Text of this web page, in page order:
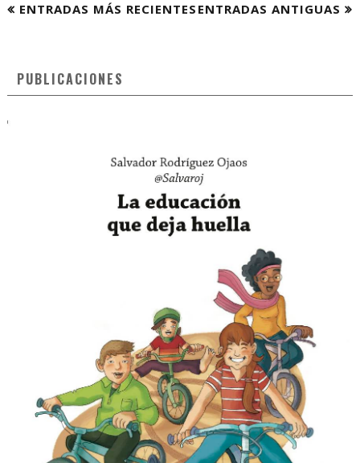
ENTRADAS MÁS RECIENTES ENTRADAS ANTIGUAS
PUBLICACIONES